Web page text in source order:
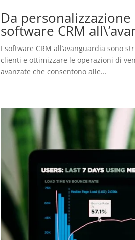
Da
software CRM
I software CRM all’avanguardia sono
clienti e ottimizzare le operazioni di
avanzate che consentono alle...